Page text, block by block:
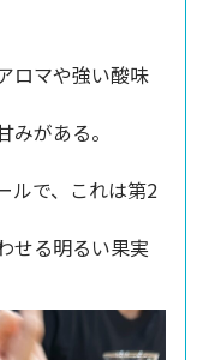
ロマや強い酸味
がある。
ルで、これは第2
せる明るい果実